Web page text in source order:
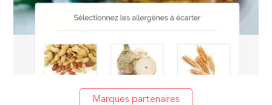
Marques partenaires